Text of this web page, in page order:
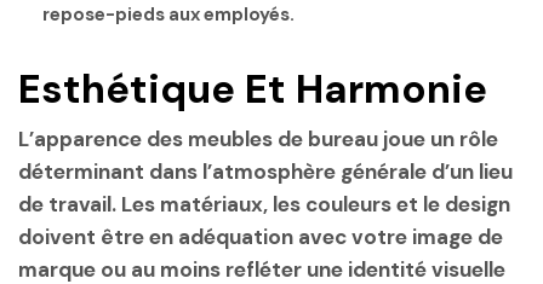
repose-pieds aux employés.
Esthétique Et Harmonie
L’apparence des meubles de bureau joue un rôle
déterminant dans l’atmosphère générale d’un lieu
de travail. Les matériaux, les couleurs et le design
doivent être en adéquation avec votre image de
marque ou au moins refléter une identité visuelle